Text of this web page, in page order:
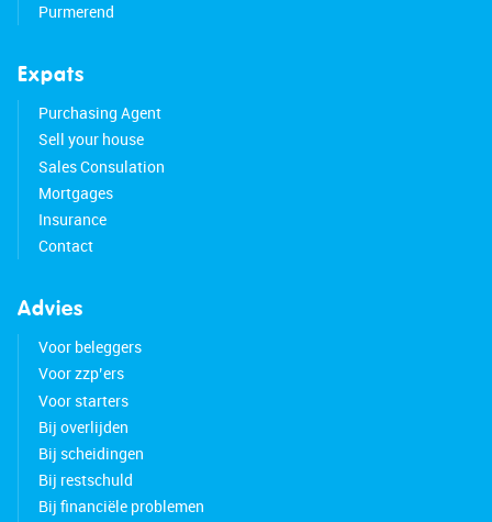
Purmerend
Expats
Purchasing Agent
Sell your house
Sales Consulation
Mortgages
Insurance
Contact
Advies
Voor beleggers
Voor zzp’ers
Voor starters
Bij overlijden
Bij scheidingen
Bij restschuld
Bij financiële problemen